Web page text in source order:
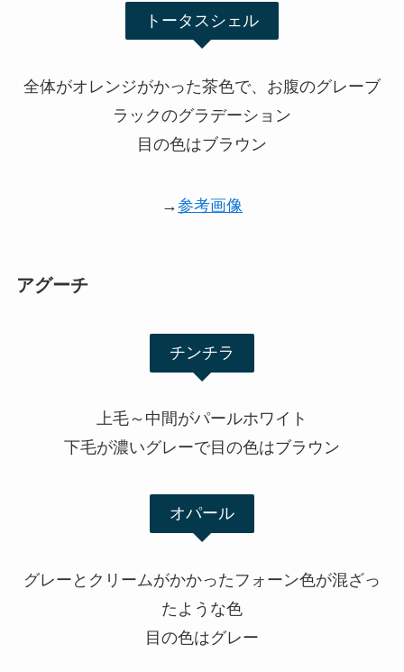
トータスシェル
全体がオレンジがかった茶色で、お腹のグレーブ
ラックのグラデーション
目の色はブラウン
→参考画像
アグーチ
チンチラ
上毛～中間がパールホワイト
下毛が濃いグレーで目の色はブラウン
オパール
グレーとクリームがかかったフォーン色が混ざっ
たような色
目の色はグレー